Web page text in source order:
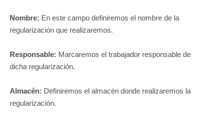
Nombre: En este campo definiremos el nombre de la
regularización que realizaremos.
Responsable: Marcaremos el trabajador responsable de
dicha regularización.
Almacén: Definiremos el almacén donde realizaremos la
regularización.